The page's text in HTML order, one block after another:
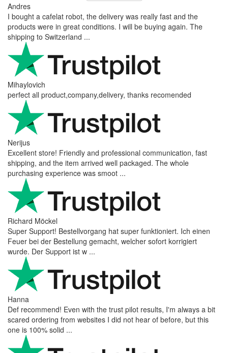
Andres
I bought a cafelat robot, the delivery was really fast and the
products were in great conditions. I will be buying again. The
shipping to Switzerland ...
Mihaylovich
perfect all product,company,delivery, thanks recomended
Nerijus
Excellent store! Friendly and professional communication, fast
shipping, and the item arrived well packaged. The whole
purchasing experience was smoot ...
Richard Möckel
Super Support! Bestellvorgang hat super funktioniert. Ich einen
Feuer bei der Bestellung gemacht, welcher sofort korrigiert
wurde. Der Support ist w ...
Hanna
Def recommend! Even with the trust pilot results, I'm always a bit
scared ordering from websites I did not hear of before, but this
one is 100% solid ...